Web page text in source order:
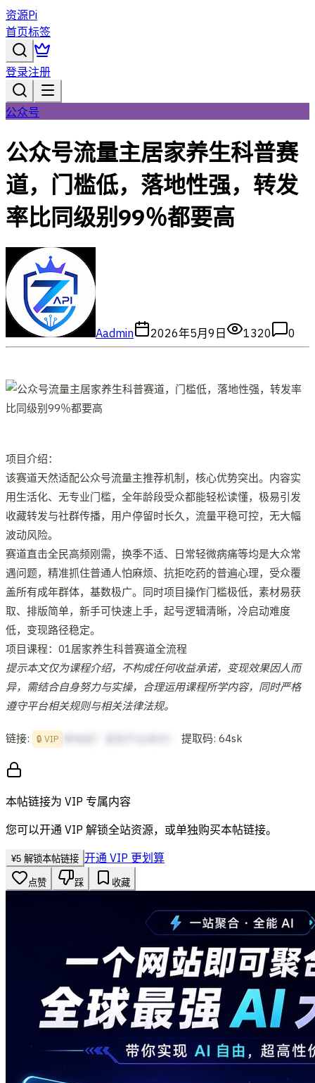
资源Pi
首页标签
登录注册
公众号
公众号流量主居家养生科普赛
道，门槛低，落地性强，转发
率比同级别99％都要高
Aadmin 2026年5月9日 1320 0
项目介绍：
该赛道天然适配公众号流量主推荐机制，核心优势突出。内容实
用生活化、无专业门槛，全年龄段受众都能轻松读懂，极易引发
收藏转发与社群传播，用户停留时长久，流量平稳可控，无大幅
波动风险。
赛道直击全民高频刚需，换季不适、日常轻微病痛等均是大众常
遇问题，精准抓住普通人怕麻烦、抗拒吃药的普遍心理，受众覆
盖所有成年群体，基数极广。同时项目操作门槛极低，素材易获
取、排版简单，新手可快速上手，起号逻辑清晰，冷启动难度
低，变现路径稳定。
项目课程：01居家养生科普赛道全流程
提示本文仅为课程介绍，不构成任何收益承诺，变现效果因人而
异，需结合自身努力与实操，合理运用课程所学内容，同时严格
遵守平台相关规则与相关法律法规。
链接: 🔒 VIP 提取码: 64sk
本帖链接为 VIP 专属内容
您可以开通 VIP 解锁全站资源，或单独购买本帖链接。
¥5 解锁本帖链接 开通 VIP 更划算
点赞 踩 收藏